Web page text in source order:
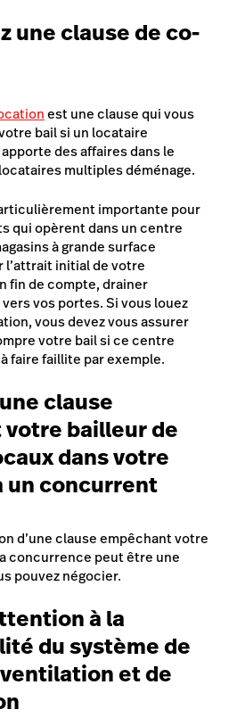
une clause de co-
est une clause qui vous
bail si un locataire
des affaires dans le
multiples déménage.
importante pour
qui opèrent dans un centre
à grande surface
initial de votre
fin de compte, drainer
vos portes. Si vous louez
vous devez vous assurer
votre bail si ce centre
faire faillite par exemple.
clause
bailleur de
dans votre
un concurrent
d’une clause empêchant votre
concurrence peut être une
pouvez négocier.
à la
du système de
et de